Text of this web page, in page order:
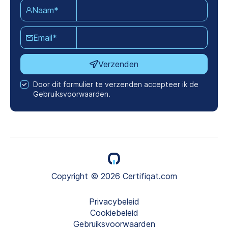
Naam*
Email*
Verzenden
Door dit formulier te verzenden accepteer ik de
Gebruiksvoorwaarden.
Copyright © 2026 Certifiqat.com
Privacybeleid
Cookiebeleid
Gebruiksvoorwaarden